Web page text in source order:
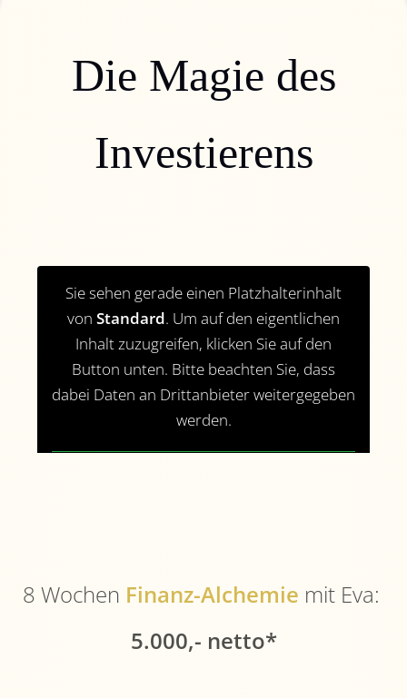
Die Magie des
Investierens
Sie sehen gerade einen Platzhalterinhalt
von Standard. Um auf den eigentlichen
Inhalt zuzugreifen, klicken Sie auf den
Button unten. Bitte beachten Sie, dass
dabei Daten an Drittanbieter weitergegeben
werden.
8 Wochen Finanz-Alchemie mit Eva:
5.000,- netto*